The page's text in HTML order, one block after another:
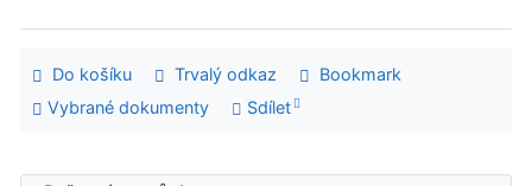
Do košíku Trvalý odkaz
Bookmark
Vybrané dokumenty
Sdílet